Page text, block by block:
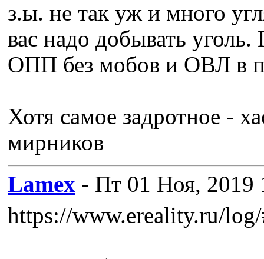
з.ы. не так уж и много
вас надо добывать
ОПП без мобов и ОВЛ в
Хотя самое задротное -
мирников
Lamex - Пт 01 Ноя, 2019
https://www.ereality.ru/